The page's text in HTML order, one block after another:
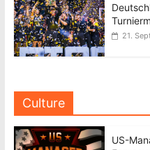
21.
Culture
US-